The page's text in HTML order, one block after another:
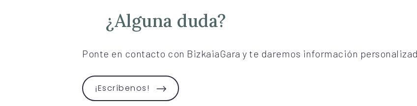
¿Alguna duda?
Ponte en contacto con BizkaiaGara y te daremos información
¡Escríbenos!